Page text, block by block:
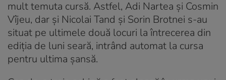
mult temuta cursă. Astfel, Adi Nartea și Cosmin
Vîjeu, dar și Nicolai Tand și Sorin Brotnei s-au
situat pe ultimele două locuri la întrecerea din
ediția de luni seară, intrând automat la cursa
pentru ultima șansă.